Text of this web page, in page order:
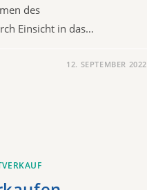
des
Einsicht in das…
12. SEPTEMBER 2022